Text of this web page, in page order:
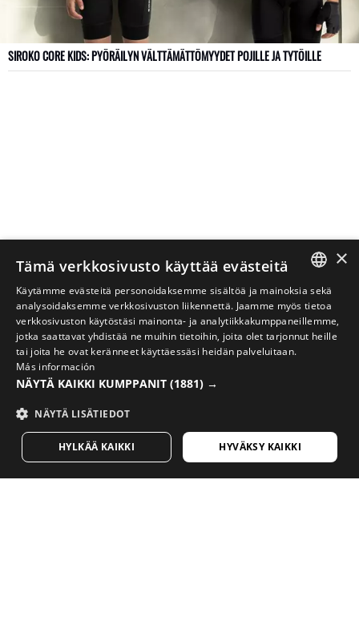
VIIMEISTELE TYYLISI PARHAILLA PYÖRÄILYVARUSTEILLA
VIERAILE KAUPASSAMME
SIROKO CORE KIDS: PYÖRÄILYN VÄLTTÄMÄTTÖMYYDET POJILLE JA TYTÖILLE
SPANISH
ENGLISH
×
Tämä verkkosivusto käyttää evästeitä
Käytämme evästeitä personoidaksemme sisältöä ja mainoksia sekä
analysoidaksemme verkkosivuston liikennettä. Jaamme myös tietoa
verkkosivuston käytöstäsi mainonta- ja analytiikkakumppaneillemme,
jotka saattavat yhdistää ne muihin tietoihin, joita olet tarjonnut heille
tai joita he ovat keränneet käyttäessäsi heidän palveluitaan.
Más información
NÄYTÄ KAIKKI KUMPPANIT (1881) →
NÄYTÄ LISÄTIEDOT
HYVÄKSY KAIKKI
HYLKÄÄ KAIKKI